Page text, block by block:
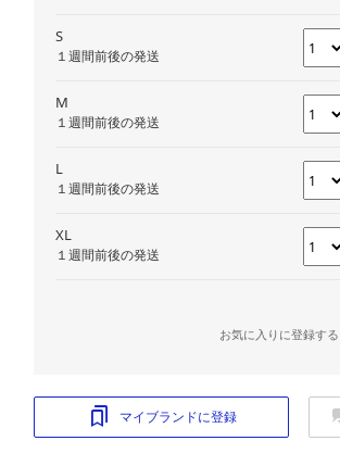
S
１週間前後の発送
M
１週間前後の発送
L
１週間前後の発送
XL
１週間前後の発送
お気に入りに登録する
マイブランドに登録